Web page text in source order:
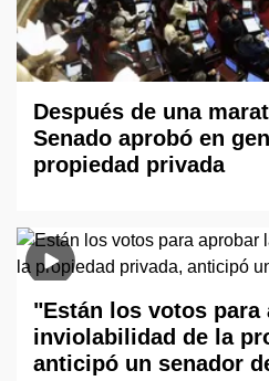
Después de una
Senado aprobó en
propiedad privada
"Están los votos para
inviolabilidad de la
anticipó un senador